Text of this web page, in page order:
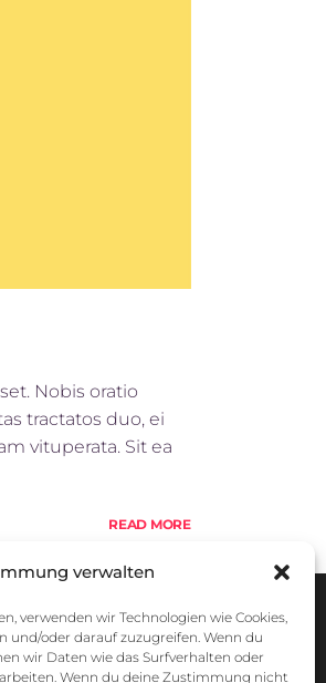
verwalten
verwenden wir Technologien wie Cookies,
und/oder darauf zuzugreifen. Wenn du
wir Daten wie das Surfverhalten oder
Wenn du deine Zustimmung nicht
Nobis oratio
tractatos duo, ei
vituperata. Sit ea
READ MORE